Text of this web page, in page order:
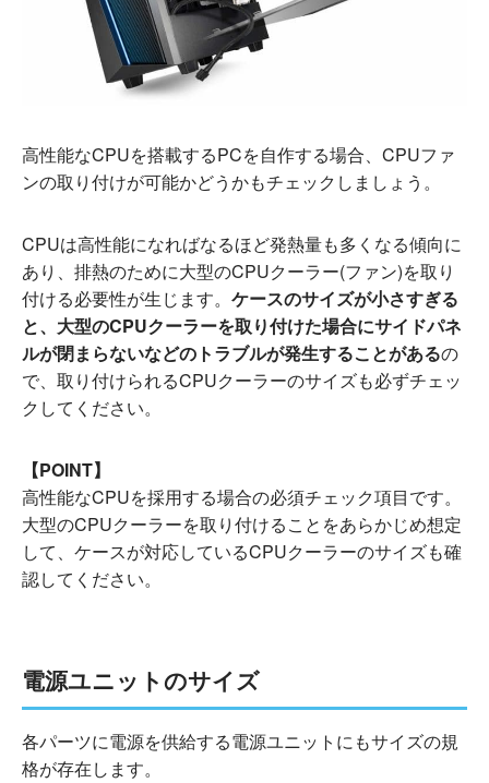
高性能なCPUを搭載するPCを自作する場合、CPUファ
ンの取り付けが可能かどうかもチェックしましょう。
CPUは高性能になればなるほど発熱量も多くなる傾向に
あり、排熱のために大型のCPUクーラー(ファン)を取り
付ける必要性が生じます。 ケースのサイズが小さすぎる
と、大型のCPUクーラーを取り付けた場合にサイドパネ
ルが閉まらないなどのトラブルが発生することがあるの
で、取り付けられるCPUクーラーのサイズも必ずチェッ
クしてください。
【POINT】
高性能なCPUを採用する場合の必須チェック項目です。
大型のCPUクーラーを取り付けることをあらかじめ想定
して、ケースが対応しているCPUクーラーのサイズも確
認してください。
電源ユニットのサイズ
各パーツに電源を供給する電源ユニットにもサイズの規
格が存在します。